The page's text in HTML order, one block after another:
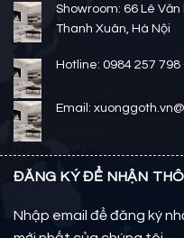
Showroom: 66 Lê
Thanh Xuân, Hà Nội
Hotline: 0984 257 798
Email:
ĐĂNG KÝ ĐỂ NHẬN
Nhập email để đăng ký